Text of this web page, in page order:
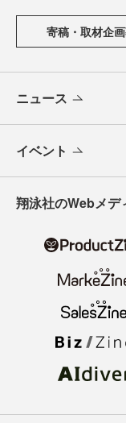
寄稿・取材企
ニュース
イベント
翔泳社のWebメデ